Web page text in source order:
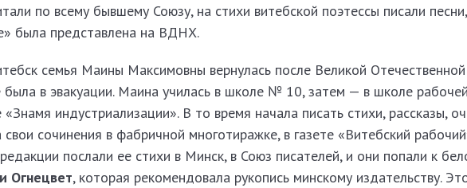
по всему бывшему Союзу, на стихи витебской поэтессы писали
была представлена на ВДНХ.
семья Маины Максимовны вернулась после Великой
была в эвакуации. Маина училась в школе № 10, затем — в школе
индустриализации». В то время начала писать стихи, рассказы,
свои сочинения в фабричной многотиражке, в газете «Витебский
послали ее стихи в Минск, в Союз писателей, и они попали к
Огнецвет, которая рекомендовала рукопись минскому издательству.